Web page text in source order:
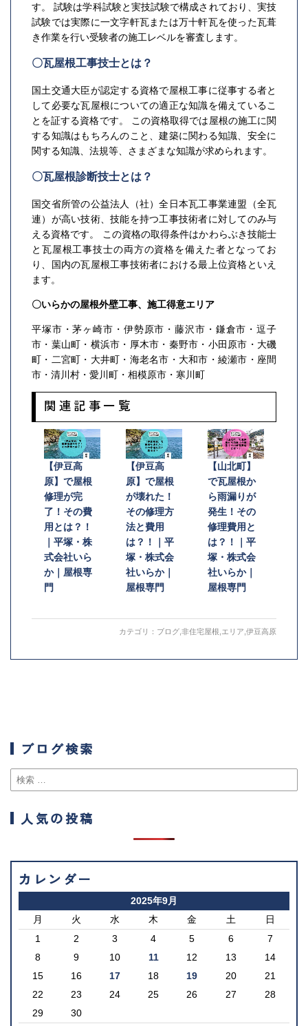
す。 試験は学科試験と実技試験で構成されており、実技
試験では実際に一文字軒瓦または万十軒瓦を使った瓦葺
き作業を行い受験者の施工レベルを審査します。
〇瓦屋根工事技士とは？
国土交通大臣が認定する資格で屋根工事に従事する者と
して必要な瓦屋根についての適正な知識を備えているこ
とを証する資格です。 この資格取得では屋根の施工に関
する知識はもちろんのこと、建築に関わる知識、安全に
関する知識、法規等、さまざまな知識が求められます。
〇瓦屋根診断技士とは？
国交省所管の公益法人（社）全日本瓦工事業連盟（全瓦
連）が高い技術、技能を持つ工事技術者に対してのみ与
える資格です。 この資格の取得条件はかわらぶき技能士
と瓦屋根工事技士の両方の資格を備えた者となってお
り、国内の瓦屋根工事技術者における最上位資格といえ
ます。
〇いらかの屋根外壁工事、施工得意エリア
平塚市・茅ヶ崎市・伊勢原市・藤沢市・鎌倉市・逗子
市・葉山町・横浜市・厚木市・秦野市・小田原市・大磯
町・二宮町・大井町・海老名市・大和市・綾瀬市・座間
市・清川村・愛川町・相模原市・寒川町
関連記事一覧
【伊豆高
原】で屋根
修理が完
了！その費
用とは？！
｜平塚・株
式会社いら
か｜屋根専
門
【伊豆高
原】で屋根
が壊れた！
その修理方
法と費用
は？！｜平
塚・株式会
社いらか｜
屋根専門
【山北町】
で瓦屋根か
ら雨漏りが
発生！その
修理費用と
は？！｜平
塚・株式会
社いらか｜
屋根専門
カテゴリ： ブログ 非住宅屋根 エリア 伊豆高原
ブログ検索
人気の投稿
カレンダー
2025年9月
月
火 水 木 金 土 日
1 2 3 4 5 6
7
8
9 10 11 12 13
14
15
16 17 18 19 20
21
22
23 24 25 26 27
28
29
30